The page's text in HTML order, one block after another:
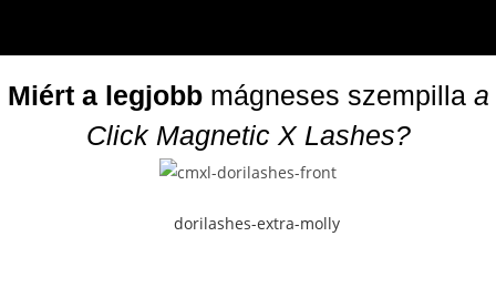
Miért a legjobbmágneses szempilla a
Click Magnetic X Lashes?